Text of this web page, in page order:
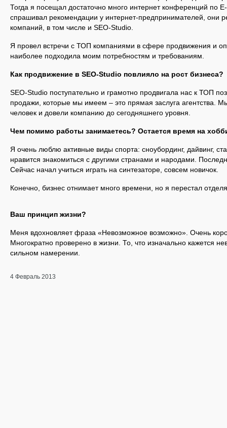
Тогда я посещал достаточно много интернет конференций по
спрашивал рекомендации у интернет-предпринимателей, они
компаний, в том числе и SEO-Studio.
Я провел встречи с ТОП компаниями в сфере продвижения и
наиболее подходила моим потребностям и требованиям.
Как продвижение в SEO-Studio повлияло на рост бизнеса?
SEO-Studio поступательно и грамотно продвигала нас к ТОП
продажи, которые мы имеем – это прямая заслуга агентства.
человек и довели компанию до сегодняшнего уровня.
Чем помимо работы занимаетесь? Остается время на
Я очень люблю активные виды спорта: сноубординг, дайвинг,
нравится знакомиться с другими странами и народами.
Сейчас начал учиться играть на синтезаторе, совсем новичок.
Конечно, бизнес отнимает много времени, но я перестал
Ваш принцип жизни?
Меня вдохновляет фраза «Невозможное возможно». Очень
Многократно проверено в жизни. То, что изначально кажется
сильном намерении.
4 Февраль 2013